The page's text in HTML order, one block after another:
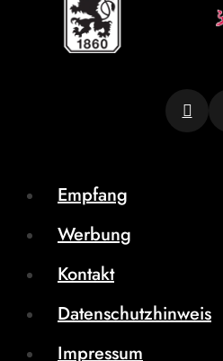
Empfang
Werbung
Kontakt
Datenschutzhinweis
Impressum